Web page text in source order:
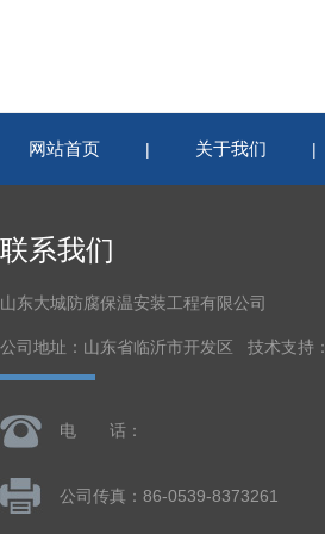
网站首页 | 关于我们 |
联系我们
山东大城防腐保温安装工程有限公司
公司地址：山东省临沂市开发区 技术支持：
电 话：
公司传真：86-0539-8373261